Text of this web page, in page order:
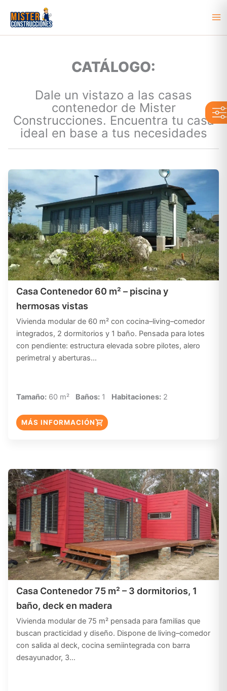
contenido
CATÁLOGO:
Dale un vistazo a las casas
contenedor de Mister
Construcciones. Encuentra tu casa
ideal en base a tus necesidades
Casa Contenedor 60 m² – piscina y
hermosas vistas
Vivienda modular de 60 m² con cocina–living–comedor
integrados, 2 dormitorios y 1 baño. Pensada para lotes
con pendiente: estructura elevada sobre pilotes, alero
perimetral y aberturas…
Tamaño: 60 m² Baños: 1 Habitaciones: 2
MÁS INFORMACIÓN
Casa Contenedor 75 m² – 3 dormitorios, 1
baño, deck en madera
Vivienda modular de 75 m² pensada para familias que
buscan practicidad y diseño. Dispone de living–comedor
con salida al deck, cocina semiintegrada con barra
desayunador, 3…